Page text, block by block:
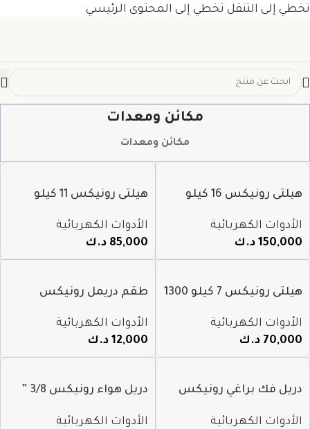
تخطي إلى التنقل تخطي إلى المحتوى الرئيسي
مكائن ومعدات
مكائن ومعدات
هيلتى رونيكس 16 كيلو
الأدوات الكهربائية
150,000 د.ك
هيلتى رونيكس 11 كيلو
الأدوات الكهربائية
85,000 د.ك
هيلتى رونيكس 7 كيلو 1300
الأدوات الكهربائية
70,000 د.ك
طقم دريمل رونيكس
الأدوات الكهربائية
12,000 د.ك
دريل فك براغي رونيكس
الأدوات الكهربائية
دريل هواء رونيكس 3/8 ”
الأدوات الكهربائية